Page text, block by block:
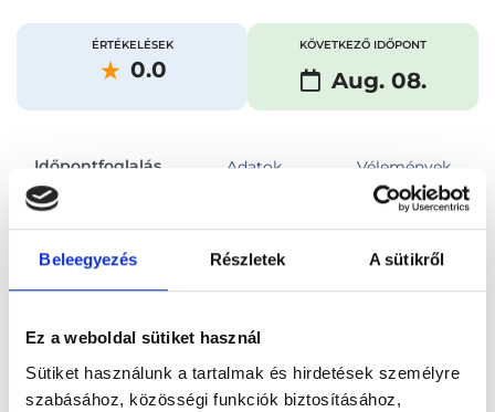
Beleegyezés Részletek A sütikről
Ez a weboldal sütiket használ
Sütiket használunk a tartalmak és hirdetések személyre
szabásához, közösségi funkciók biztosításához,
ÉRTÉKELÉSEK
0.0
KÖVETKEZŐ IDŐPONT
Aug. 08.
Időpontfoglalás Adatok Vélemények